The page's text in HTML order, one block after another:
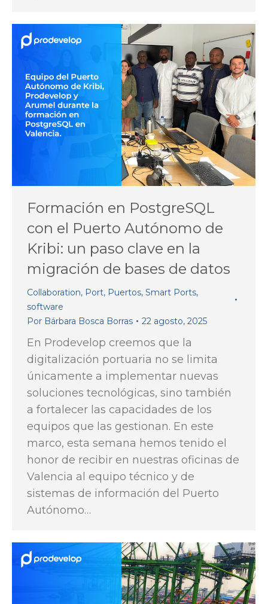
Formación en PostgreSQL
con el Puerto Autónomo de
Kribi: un paso clave en la
migración de bases de datos
Collaboration, Port, Puertos, Smart Ports,
software
Por Bárbara Bosca Borras 22 agosto, 2025
En Prodevelop creemos que la
digitalización portuaria no se limita
únicamente a implementar nuevas
soluciones tecnológicas, sino también
a fortalecer las capacidades de los
equipos que las gestionan. En este
marco, esta semana hemos tenido el
honor de recibir en nuestras oficinas de
Valencia al equipo técnico y de
sistemas de información del Puerto
Autónomo…